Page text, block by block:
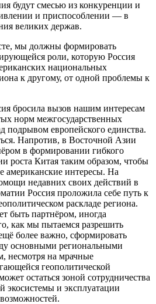
будут смесью из конкуренции и
и приспособлении — в
великих держав.
мы должны формировать
роли, которую Россия
национальных
к другому, от одной проблемы к
бросила вызов нашим интересам
норм межгосударственных
подрывом европейского единства.
Напротив, в Восточной Азии
в формировании гибкого
роста Китая таким образом, чтобы
американские интересы. На
недавних своих действий в
Россия проложила себе путь к
раскладе региона.
быть партнёром, иногда
как мы пытаемся разрешить
более важно, сформировать
основными региональными
несмотря на мрачные
геополитической
остаться зоной сотрудничества
экосистемы и эксплуатации